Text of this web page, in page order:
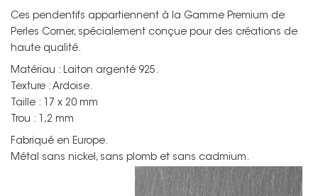
Ces pendentifs appartiennent à la Gamme Premium de
Perles Corner, spécialement conçue pour des créations de
haute qualité.
Matériau : Laiton argenté 925.
Texture : Ardoise.
Taille : 17 x 20 mm
Trou : 1,2 mm
Fabriqué en Europe.
Métal sans nickel, sans plomb et sans cadmium.